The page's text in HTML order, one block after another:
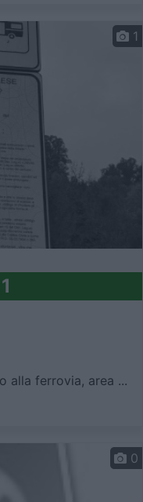
1
1
alla ferrovia, area ...
0